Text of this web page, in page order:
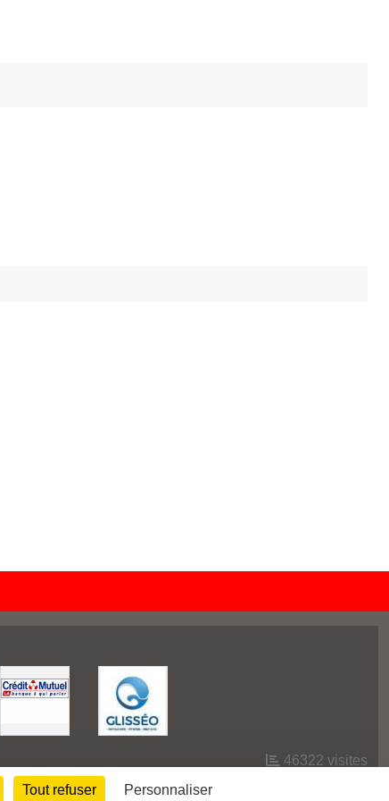
46322 visites
Tout refuser Personnaliser